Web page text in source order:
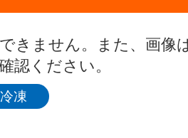
きません。また、画像
認ください。
冷凍